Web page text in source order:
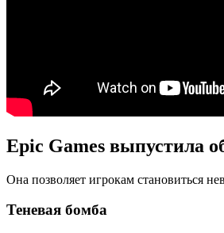
Epic Games выпустила
Она позволяет игрокам становиться
Теневая бомба